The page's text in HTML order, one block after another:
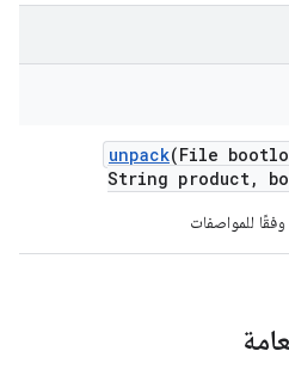
unpack(File
String product,
للمواصفات